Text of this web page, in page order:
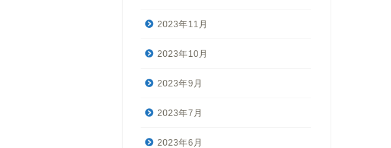
2023年11月
2023年10月
2023年9月
2023年7月
2023年6月